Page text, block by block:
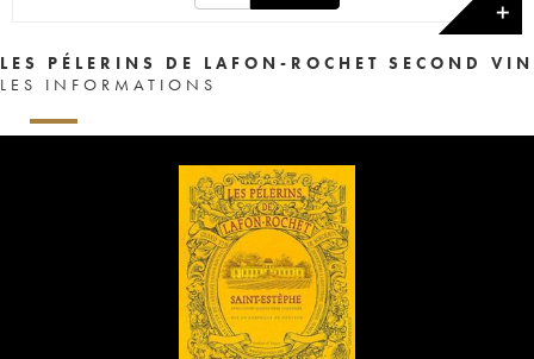
✕
LES PÉLERINS DE LAFON-ROCHET SECOND VIN
LES INFORMATIONS